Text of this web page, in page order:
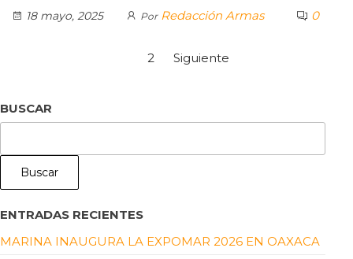
18 mayo, 2025
Por Redacción Armas 0
2 Siguiente
BUSCAR
Buscar
ENTRADAS RECIENTES
MARINA INAUGURA LA EXPOMAR 2026 EN OAXACA